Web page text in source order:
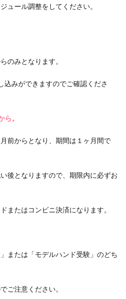
ュール調整をしてください。
のみとなります。
込みができますのでご確認くださ
ら。
前からとなり、期間は１ヶ月間で
後となりますので、期限内に必ずお
またはコンビニ決済になります。
または「モデルハンド受験」のどち
ご注意ください。